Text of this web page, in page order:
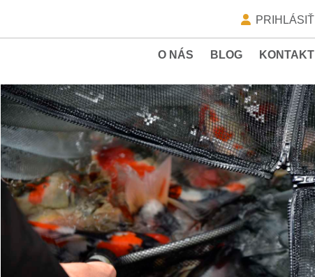
PRIHLÁSIŤ
O NÁS BLOG KONTAKT